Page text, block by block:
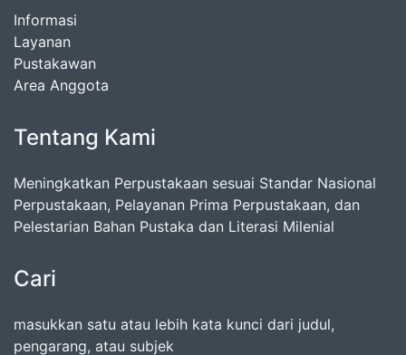
Informasi
Layanan
Pustakawan
Area Anggota
Tentang Kami
Meningkatkan Perpustakaan sesuai Standar Nasional
Perpustakaan, Pelayanan Prima Perpustakaan, dan
Pelestarian Bahan Pustaka dan Literasi Milenial
Cari
masukkan satu atau lebih kata kunci dari judul,
pengarang, atau subjek